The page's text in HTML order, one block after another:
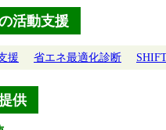
活動支援
援 省エネ最適化診断
供